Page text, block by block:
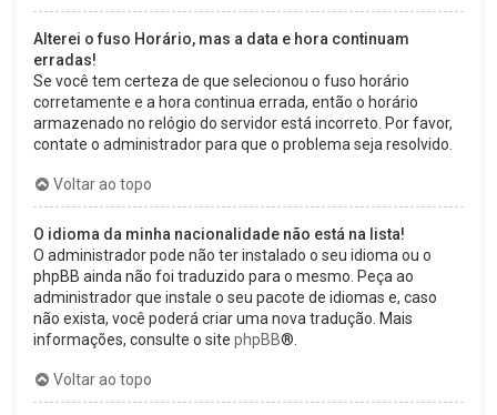
Alterei o fuso Horário, mas a data e hora continuam
erradas!
Se você tem certeza de que selecionou o fuso horário
corretamente e a hora continua errada, então o horário
armazenado no relógio do servidor está incorreto. Por favor,
contate o administrador para que o problema seja resolvido.
Voltar ao topo
O idioma da minha nacionalidade não está na lista!
O administrador pode não ter instalado o seu idioma ou o
phpBB ainda não foi traduzido para o mesmo. Peça ao
administrador que instale o seu pacote de idiomas e, caso
não exista, você poderá criar uma nova tradução. Mais
informações, consulte o site phpBB®.
Voltar ao topo